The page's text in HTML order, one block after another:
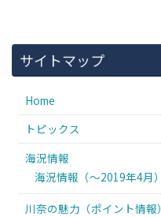
サイトマップ
Home
トピックス
海況情報
海況情報（〜2019年4月）
川奈の魅力（ポイント情報）